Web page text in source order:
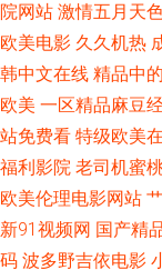
狠撸 黄色小视频一二
69视频福利在线 亚洲
品 99青草社区 老湿
放网站 欧美内射一区
日韩精品成人网站 久
院网站 激情五月天
欧美电影 久久机热
韩中文在线 精品中
欧美 一区精品麻豆
站免费看 特级欧美
福利影院 老司机蜜
欧美伦理电影网站
新91视频网 国产精
码 波多野吉依电影